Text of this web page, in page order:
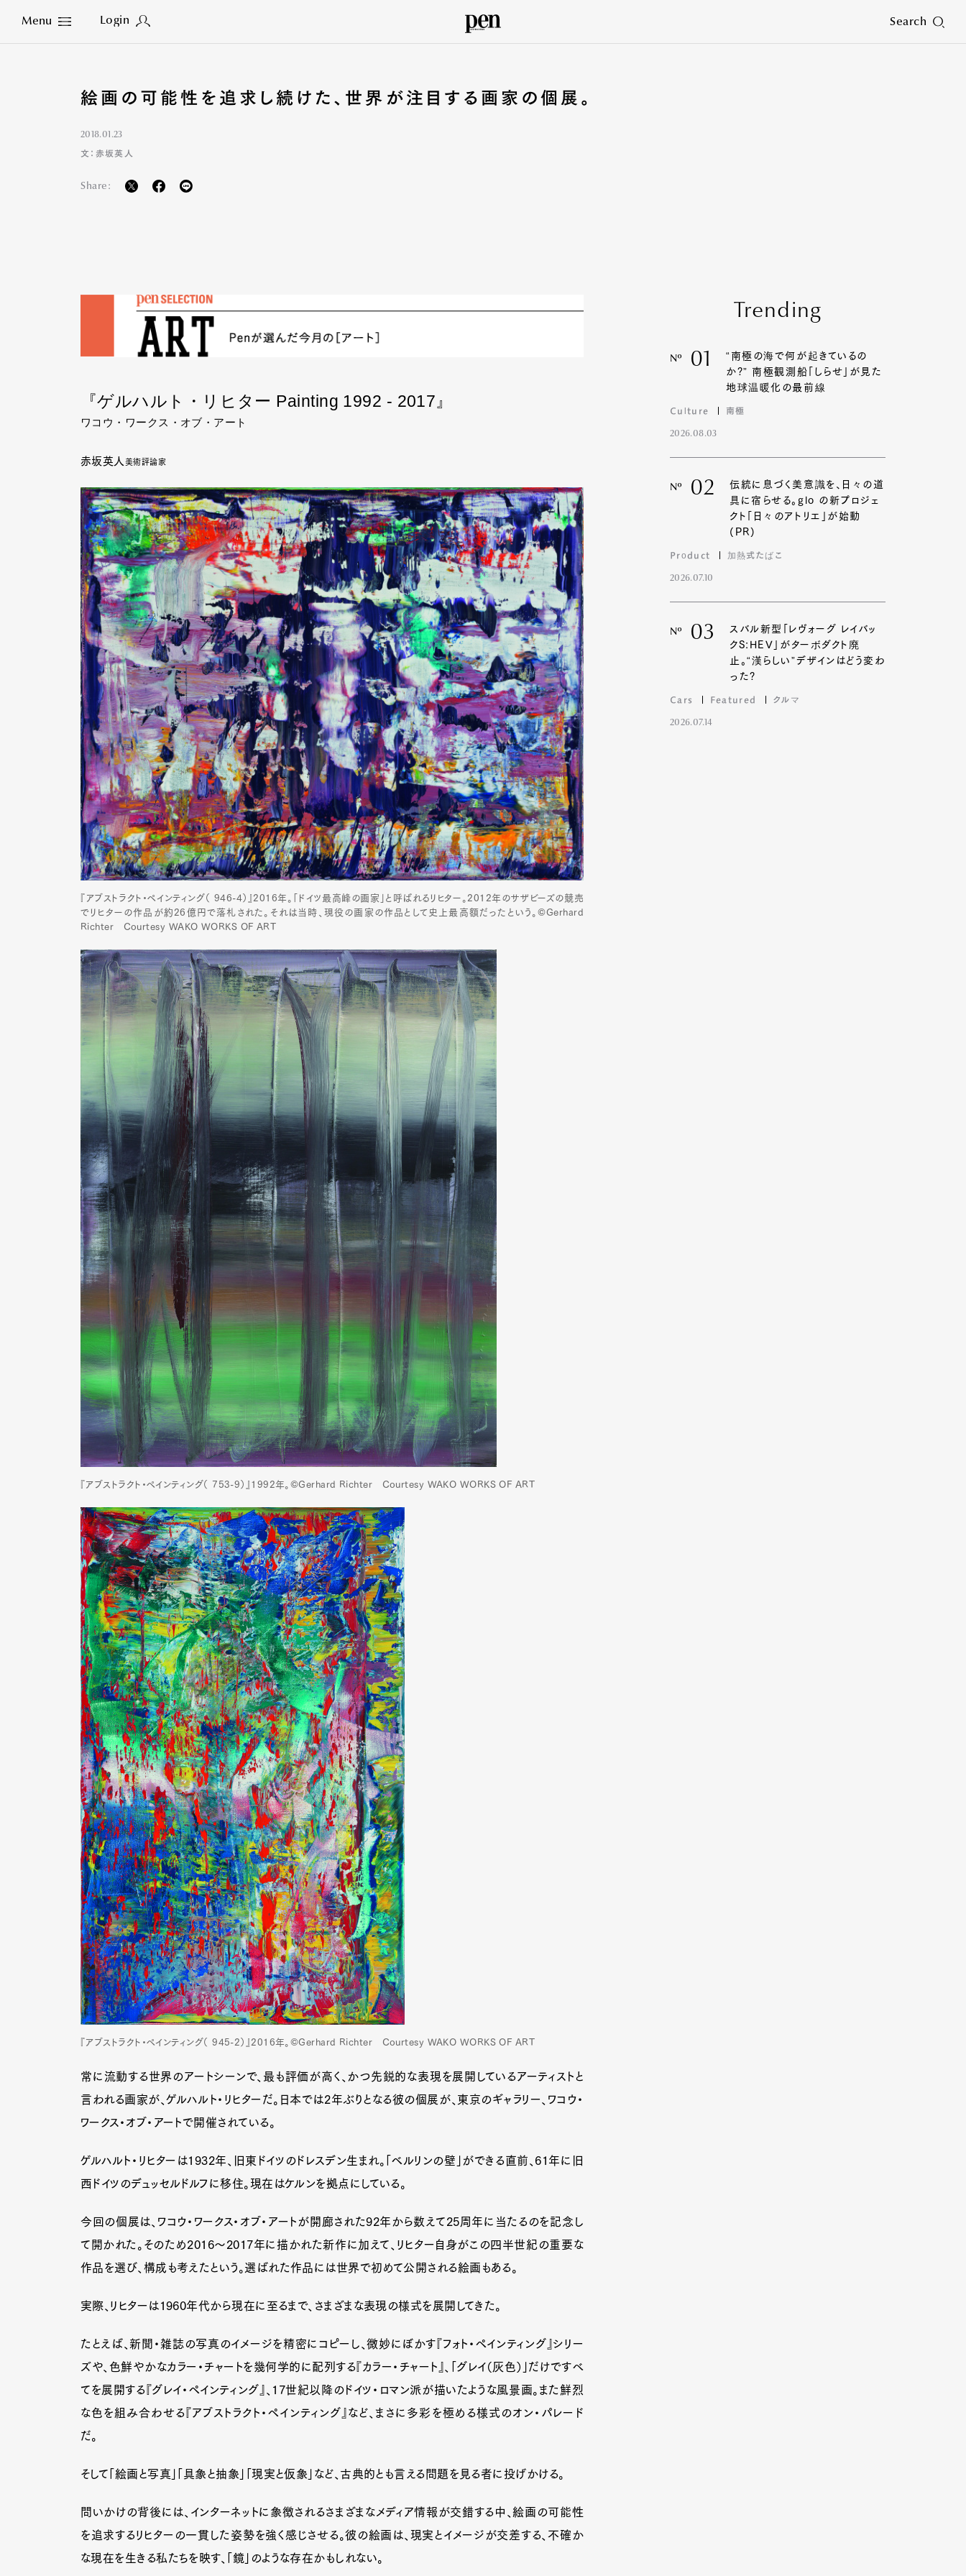
Menu Login Search
Close
Art&Design
Gourmet
Pen Membership Magazine
Pen Meet Pen international
絵画の可能性を追求し続けた、世界が注目する画家の個展。
2018.01.23
文：赤坂英人
Share:
『ゲルハルト・リヒター Painting 1992 - 2017』
ワコウ・ワークス・オブ・アート
赤坂英人 美術評論家
『アブストラクト・ペインティング（ 946-4）』2016年。「ドイツ最高峰の画家」と呼ばれるリヒター。2012年のサザビーズの競売
でリヒターの作品が約26億円で落札された。それは当時、現役の画家の作品として史上最高額だったという。©Gerhard
Richter Courtesy WAKO WORKS OF ART
『アブストラクト・ペインティング（ 753-9）』1992年。©Gerhard Richter Courtesy WAKO WORKS OF ART
『アブストラクト・ペインティング（ 945-2）』2016年。©Gerhard Richter Courtesy WAKO WORKS OF ART
常に流動する世界のアートシーンで、最も評価が高く、かつ先鋭的な表現を展開しているアーティストと
言われる画家が、ゲルハルト・リヒターだ。日本では2年ぶりとなる彼の個展が、東京のギャラリー、ワコウ・
ワークス・オブ・アートで開催されている。
ゲルハルト・リヒターは1932年、旧東ドイツのドレスデン生まれ。「ベルリンの壁」ができる直前、61年に旧
西ドイツのデュッセルドルフに移住。現在はケルンを拠点にしている。
今回の個展は、ワコウ・ワークス・オブ・アートが開廊された92年から数えて25周年に当たるのを記念し
て開かれた。そのため2016～2017年に描かれた新作に加えて、リヒター自身がこの四半世紀の重要な
作品を選び、構成も考えたという。選ばれた作品には世界で初めて公開される絵画もある。
実際、リヒターは1960年代から現在に至るまで、さまざまな表現の様式を展開してきた。
たとえば、新聞・雑誌の写真のイメージを精密にコピーし、微妙にぼかす『フォト・ペインティング』シリー
ズや、色鮮やかなカラー・チャートを幾何学的に配列する『カラー・チャート』、「グレイ（灰色）」だけですべ
てを展開する『グレイ・ペインティング』、17世紀以降のドイツ・ロマン派が描いたような風景画。また鮮烈
な色を組み合わせる『アブストラクト・ペインティング』など、まさに多彩を極める様式のオン・パレード
だ。
そして「絵画と写真」「具象と抽象」「現実と仮象」など、古典的とも言える問題を見る者に投げかける。
問いかけの背後には、インターネットに象徴されるさまざまなメディア情報が交錯する中、絵画の可能性
を追求するリヒターの一貫した姿勢を強く感じさせる。彼の絵画は、現実とイメージが交差する、不確か
な現在を生きる私たちを映す、「鏡」のような存在かもしれない。
Trending
Nº 01
“南極の海で何が起きているの
か?” 南極観測船「しらせ」が見た
地球温暖化の最前線
Culture 南極
2026.08.03
Nº 02
伝統に息づく美意識を、日々の道
具に宿らせる。glo の新プロジェ
クト「日々のアトリエ」が始動
(PR)
Product 加熱式たばこ
2026.07.10
Nº 03
スバル新型「レヴォーグ レイバッ
クS:HEV」がターボダクト廃
止。“漢らしい”デザインはどう変わ
った?
Cars Featured クルマ
2026.07.14